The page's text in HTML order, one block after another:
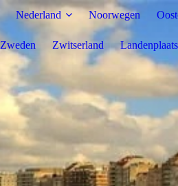
Nederland Noorwegen
Zweden Zwitserland